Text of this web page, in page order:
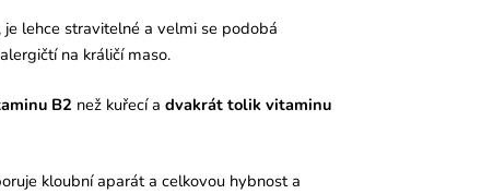
lehce stravitelné a velmi se podobá
na králičí maso.
B2 než kuřecí a dvakrát tolik vitaminu
kloubní aparát a celkovou hybnost a